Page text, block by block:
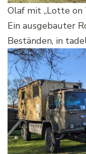
Olaf mit „Lotte on
Ein ausgebauter
Beständen, in